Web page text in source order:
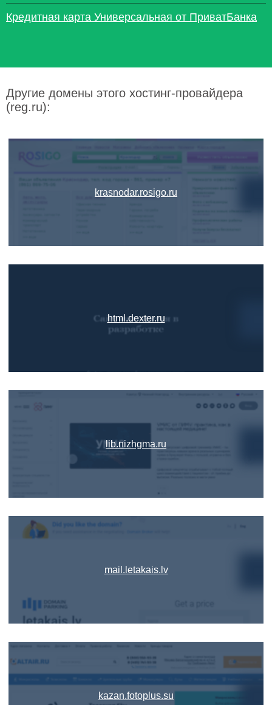
Кредитная карта Универсальная от ПриватБанка
Другие домены этого хостинг-провайдера
(reg.ru):
krasnodar.rosigo.ru
html.dexter.ru
lib.nizhgma.ru
mail.letakais.lv
kazan.fotoplus.su